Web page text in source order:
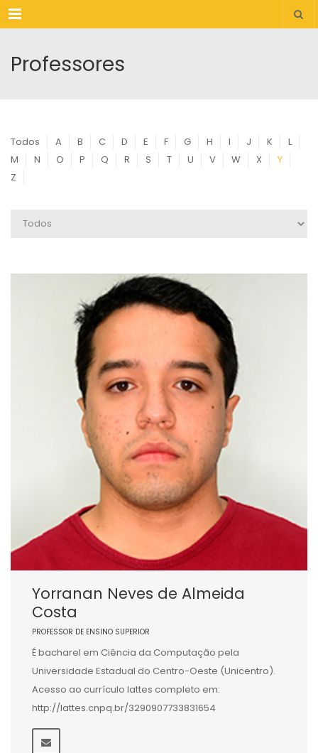
Menu
Professores
Todos A B C D E F G H I J K
L
M
N O P Q R S T U V W X
Y
Z
Yorranan Neves de Almeida
Costa
PROFESSOR DE ENSINO SUPERIOR
É bacharel em Ciência da Computação pela
Universidade Estadual do Centro-Oeste (Unicentro).
Acesso ao currículo lattes completo em:
http://lattes.cnpq.br/3290907733831654